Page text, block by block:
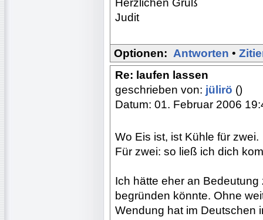
Herzlichen Gruß
Judit
Optionen: Antworten •
Re: laufen lassen
geschrieben von: jülirö ()
Datum: 01. Februar 2006
Wo Eis ist, ist Kühle für zwei.
Für zwei: so ließ ich dich
Ich hätte eher an
begründen könnte. Ohne
Wendung hat im Deutschen